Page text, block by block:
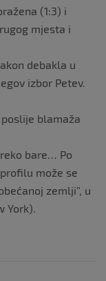
(1:3) i
mjesta i
debakla u
izbor Petev.
blamaža
bare… Po
može se
zemlji”, u
York).